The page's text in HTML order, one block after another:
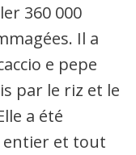
360 000
Il a
e pepe
par le riz et le
a été
entier et tout